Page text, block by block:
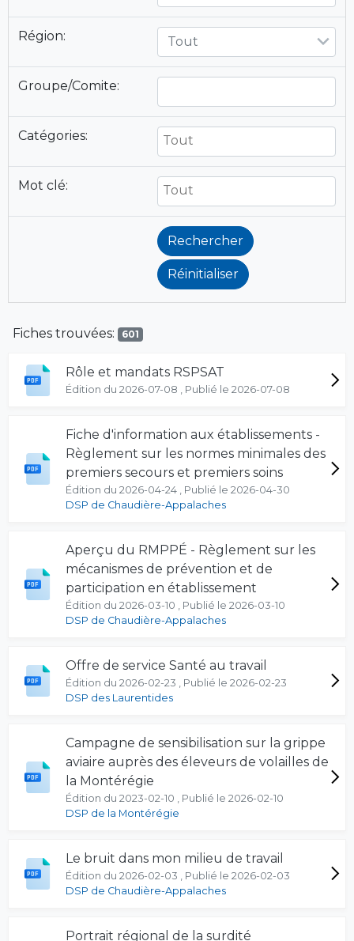
Région: Tout
Groupe/Comite:
Catégories:
Mot clé:
Fiches trouvées: 601
Rôle et mandats RSPSAT
Édition du 2026-07-08 , Publié le 2026-07-08
Fiche d'information aux établissements -
Règlement sur les normes minimales des
premiers secours et premiers soins
Édition du 2026-04-24 , Publié le 2026-04-30
DSP de Chaudière-Appalaches
Aperçu du RMPPÉ - Règlement sur les
mécanismes de prévention et de
participation en établissement
Édition du 2026-03-10 , Publié le 2026-03-10
DSP de Chaudière-Appalaches
Offre de service Santé au travail
Édition du 2026-02-23 , Publié le 2026-02-23
DSP des Laurentides
Campagne de sensibilisation sur la grippe
aviaire auprès des éleveurs de volailles de
la Montérégie
Édition du 2023-02-10 , Publié le 2026-02-10
DSP de la Montérégie
Le bruit dans mon milieu de travail
Édition du 2026-02-03 , Publié le 2026-02-03
DSP de Chaudière-Appalaches
Portrait régional de la surdité